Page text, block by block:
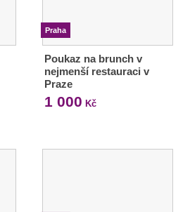
Praha
Poukaz na brunch v
nejmenší restauraci v
Praze
1 000 Kč